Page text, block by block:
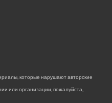
которые нарушают авторские
или организации, пожалуйста,